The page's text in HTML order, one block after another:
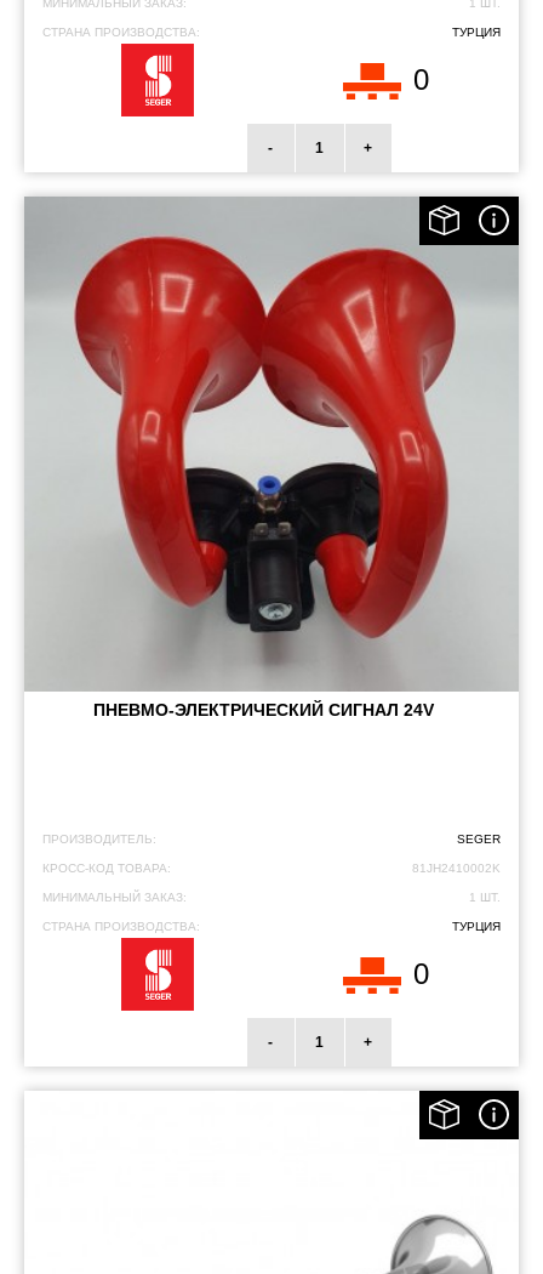
МИНИМАЛЬНЫЙ ЗАКАЗ: 1 ШТ.
СТРАНА ПРОИЗВОДСТВА: ТУРЦИЯ
0
- +
ПНЕВМО-ЭЛЕКТРИЧЕСКИЙ СИГНАЛ 24V
ПРОИЗВОДИТЕЛЬ: SEGER
КРОСС-КОД ТОВАРА: 81JH2410002K
МИНИМАЛЬНЫЙ ЗАКАЗ: 1 ШТ.
СТРАНА ПРОИЗВОДСТВА: ТУРЦИЯ
0
- +